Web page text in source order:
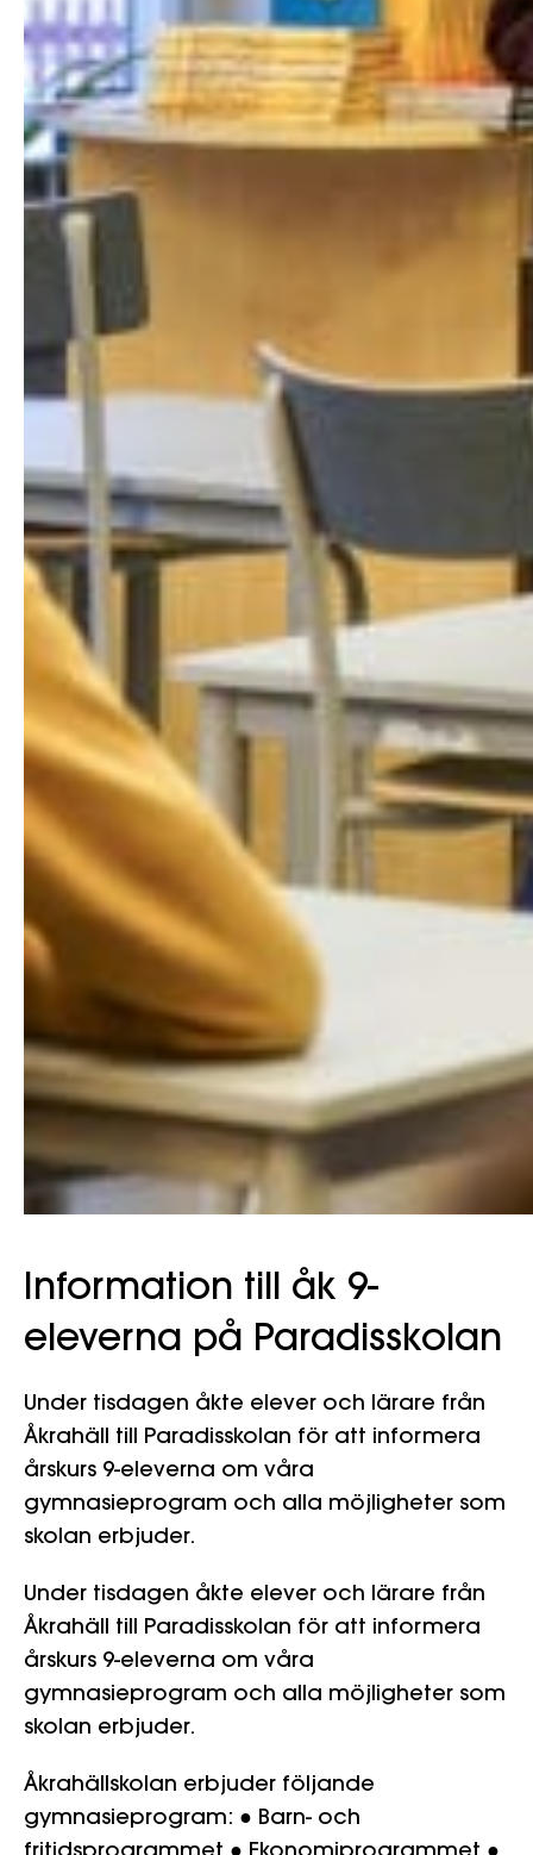
Information till åk 9-
eleverna på Paradisskolan
Under tisdagen åkte elever och lärare från
Åkrahäll till Paradisskolan för att informera
årskurs 9-eleverna om våra
gymnasieprogram och alla möjligheter som
skolan erbjuder.
Under tisdagen åkte elever och lärare från
Åkrahäll till Paradisskolan för att informera
årskurs 9-eleverna om våra
gymnasieprogram och alla möjligheter som
skolan erbjuder.
Åkrahällskolan erbjuder följande
gymnasieprogram: ● Barn- och